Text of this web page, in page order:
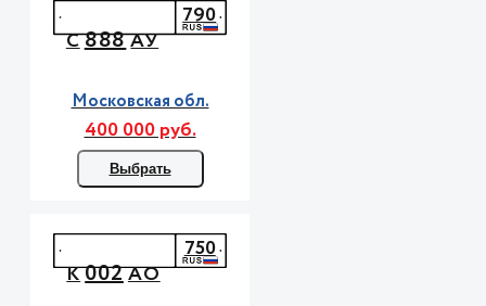
С888АУ
790
Московская обл.
400 000 руб.
Выбрать
К002АО
750